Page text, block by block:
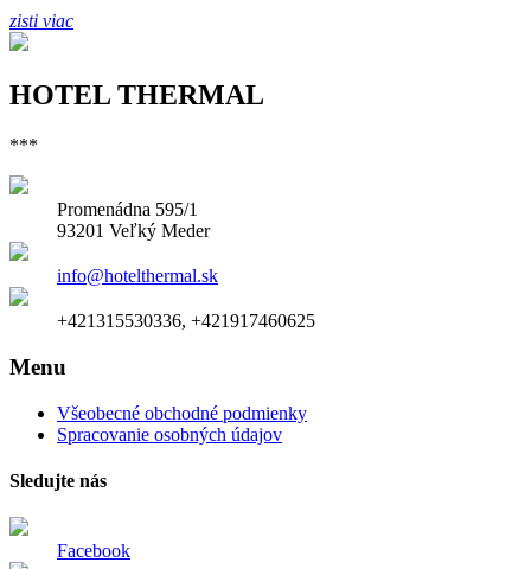
zisti viac
HOTEL THERMAL
***
Promenádna 595/1
93201 Veľký Meder
info@hotelthermal.sk
+421315530336, +421917460625
Menu
Všeobecné obchodné podmienky
Spracovanie osobných údajov
Sledujte nás
Facebook